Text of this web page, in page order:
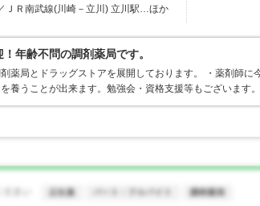
ＪＲ南武線(川崎－立川) 立川駅…ほか
年齢不問の調剤薬局です。
剤薬局とドラッグストアを展開しております。 ・薬剤師
養うことが出来ます。勉強会・資格支援等もございます。